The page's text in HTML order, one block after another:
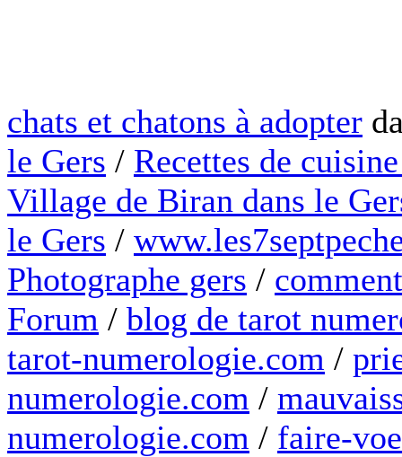
chats et chatons à adopter
le Gers / Recettes de
Village de Biran dans le
le Gers /
Photographe gers /
Forum / blog de tarot
tarot-numerologie.com /
numerologie.com /
numerologie.com / faire-